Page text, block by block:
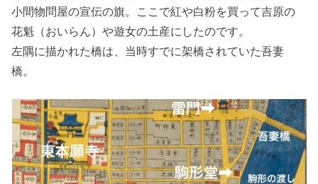
小間物問屋の宣伝の旗。ここで紅や白粉を買って吉原の
花魁（おいらん）や遊女の土産にしたのです。
左隅に描かれた橋は、当時すでに架橋されていた吾妻
橋。